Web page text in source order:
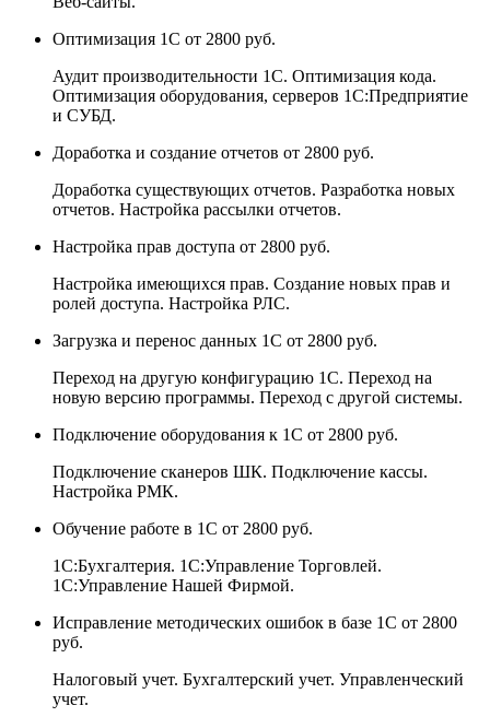
Оптимизация 1С от 2800 руб.
Аудит производительности 1С. Оптимизация кода.
Оптимизация оборудования, серверов 1С:Предприятие
и СУБД.
Доработка и создание отчетов от 2800 руб.
Доработка существующих отчетов. Разработка новых
отчетов. Настройка рассылки отчетов.
Настройка прав доступа от 2800 руб.
Настройка имеющихся прав. Создание новых прав и
ролей доступа. Настройка РЛС.
Загрузка и перенос данных 1С от 2800 руб.
Переход на другую конфигурацию 1С. Переход на
новую версию программы. Переход с другой системы.
Подключение оборудования к 1С от 2800 руб.
Подключение сканеров ШК. Подключение кассы.
Настройка РМК.
Обучение работе в 1С от 2800 руб.
1С:Бухгалтерия. 1С:Управление Торговлей.
1С:Управление Нашей Фирмой.
Исправление методических ошибок в базе 1С от 2800
руб.
Налоговый учет. Бухгалтерский учет. Управленческий
учет.